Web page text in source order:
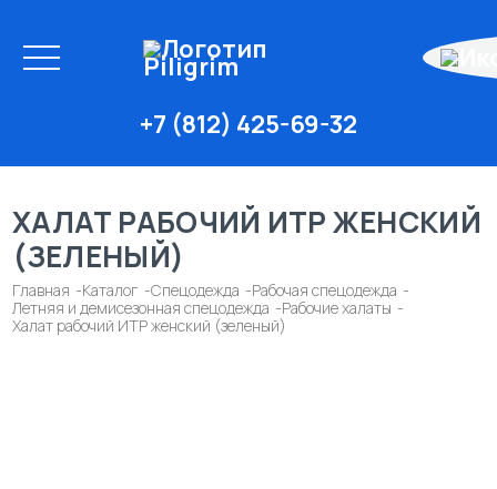
+7 (812) 425-69-32
ХАЛАТ РАБОЧИЙ ИТР ЖЕНСКИЙ
(ЗЕЛЕНЫЙ)
Главная Каталог Спецодежда
Рабочая спецодежда
Летняя и демисезонная спецодежда
Рабочие халаты
Халат рабочий ИТР женский (зеленый)